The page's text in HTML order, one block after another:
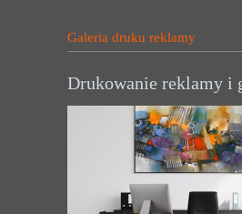
Galeria druku reklamy
Drukowanie reklamy i